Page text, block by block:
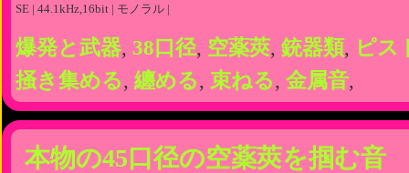
SE | 44.1kHz,16bit | モノラル |
爆発と武器, 38口径, 空薬莢, 銃器類, ピス
掻き集める, 纏める, 束ねる, 金属音,
本物の45口径の空薬莢を掴む音